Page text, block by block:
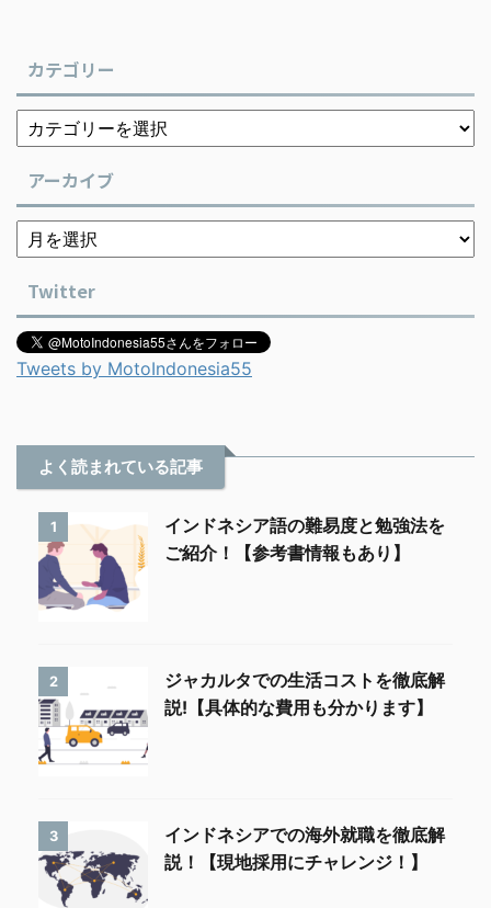
カテゴリー
アーカイブ
Twitter
Tweets by MotoIndonesia55
よく読まれている記事
1
インドネシア語の難易度と勉強法を
ご紹介！【参考書情報もあり】
2
ジャカルタでの生活コストを徹底解
説!【具体的な費用も分かります】
3
インドネシアでの海外就職を徹底解
説！【現地採用にチャレンジ！】